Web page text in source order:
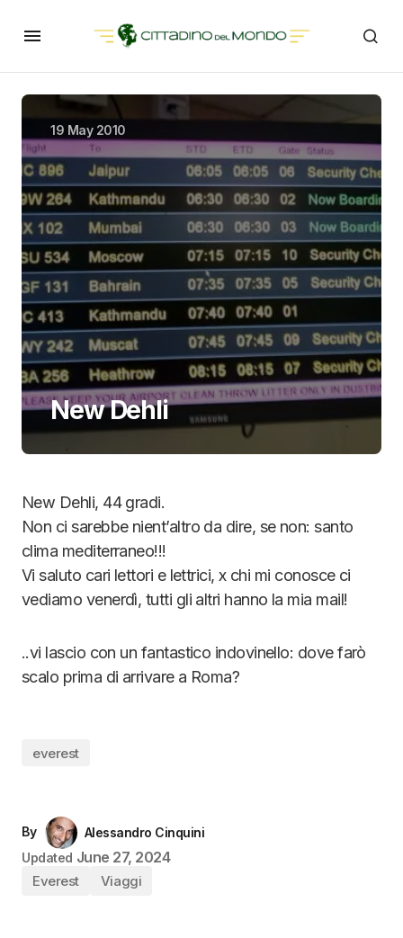
19 May 2010
New Dehli
New Dehli, 44 gradi.
Non ci sarebbe nient’altro da dire, se non: santo
clima mediterraneo!!!
Vi saluto cari lettori e lettrici, x chi mi conosce ci
vediamo venerdì, tutti gli altri hanno la mia mail!
..vi lascio con un fantastico indovinello: dove farò
scalo prima di arrivare a Roma?
everest
By
Alessandro Cinquini
Updated June 27, 2024
Everest Viaggi